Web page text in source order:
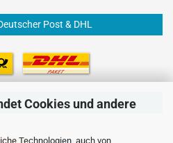
Cookies und andere
Technologien, auch von
Post & DHL
sicher Bezahlen